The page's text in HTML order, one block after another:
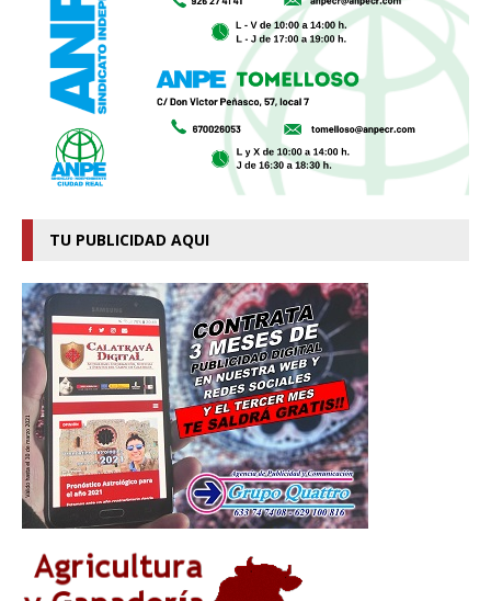
TU PUBLICIDAD AQUI